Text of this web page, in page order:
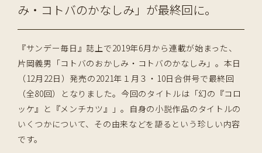
み・コトバのかなしみ」が最終回に。
『サンデー毎日』誌上で2019年6月から連載が始まった、
片岡義男「コトバのおかしみ・コトバのかなしみ」。本日
（12月22日）発売の2021年１月３・10日合併号で最終回
（全80回）となりました。今回のタイトルは「幻の『コロ
ッケ』と『メンチカツ』」。自身の小説作品のタイトルの
いくつかについて、その由来などを語るという珍しい内容
です。